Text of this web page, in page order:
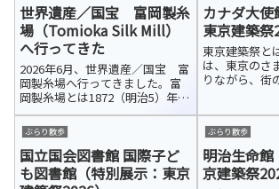
世界遺産／国宝 富岡製糸
場（Tomioka Silk Mill）
へ行ってきた
2026年6月、世界遺産／国宝 富
岡製糸場へ行ってきました。富
岡製糸場とは1872（明治5）年に
操業を開始した富岡製糸場は、
日本初の本格的な官営器械製糸
工場です。近代的な製糸技術の
導入と人材育成の拠点として、
日本の近代化と産業発展を支え
まし...
カナダ大使
東京建築祭
東京建築祭と
は、東京のさ
りながら、街
トし、年々エ
年は渋谷エリ
最多となる
ていま...
ぶらり散歩
国立国会図書館 国際子ど
も図書館（特別展示：東京
ぶらり散歩
明治生命
京建築祭